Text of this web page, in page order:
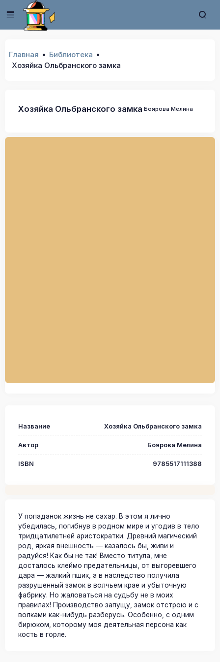
Главная
Библиотека
Хозяйка Ольбранского замка
Хозяйка Ольбранского замка Боярова Мелина
Название Хозяйка Ольбранского замка
Автор Боярова Мелина
ISBN 9785517111388
У попаданок жизнь не сахар. В этом я лично
убедилась, погибнув в родном мире и угодив в тело
тридцатилетней аристократки. Древний магический
род, яркая внешность — казалось бы, живи и
радуйся! Как бы не так! Вместо титула, мне
досталось клеймо предательницы, от выгоревшего
дара — жалкий пшик, а в наследство получила
разрушенный замок в волчьем крае и убыточную
фабрику. Но жаловаться на судьбу не в моих
правилах! Производство запущу, замок отстрою и с
волками как-нибудь разберусь. Особенно, с одним
бирюком, которому моя деятельная персона как
кость в горле.